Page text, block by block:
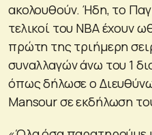
ακολουθούν. Ήδη, το
τελικοί του NBA έχουν
πρώτη της τριήμερη
συναλλαγών άνω του 1
όπως δήλωσε ο
Mansour σε εκδήλωση